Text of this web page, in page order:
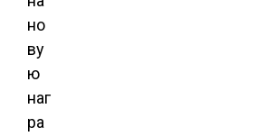
но
ву
ю
наг
ра